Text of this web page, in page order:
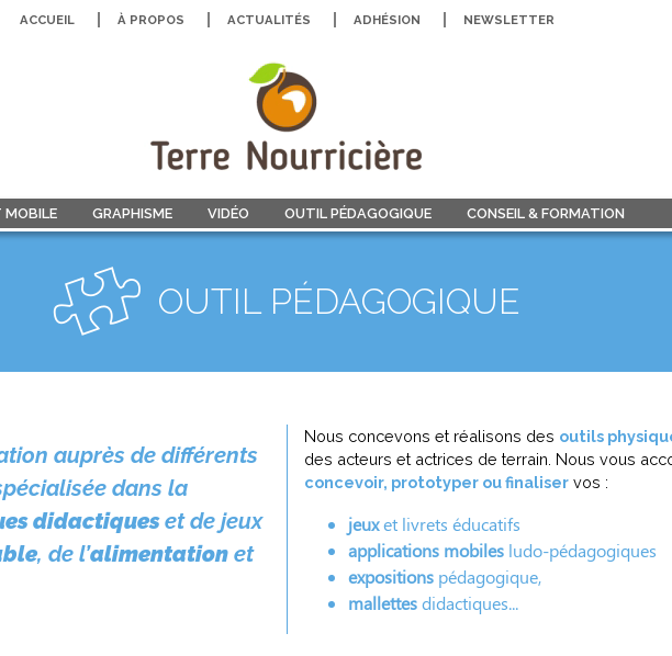
ACCUEIL À PROPOS ACTUALITÉS ADHÉSION NEWSLETTER
MOBILE GRAPHISME VIDÉO OUTIL PÉDAGOGIQUE CONSEIL & FORMATION
OUTIL PÉDAGOGIQUE
auprès de différents
dans la
didactiqueset de jeux
, de l’alimentation et
Nous concevons et réalisons des outils
des acteurs et actrices de terrain. Nous vous
concevoir, prototyper ou finaliser vos :
jeuxet livrets éducatifs
applications mobiles ludo-pédagogiques
expositions pédagogique,
mallettesdidactiques...